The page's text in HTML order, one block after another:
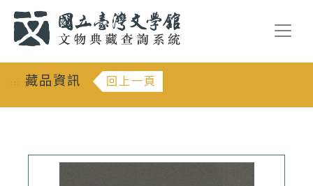
::: 藏品資訊 回上一頁